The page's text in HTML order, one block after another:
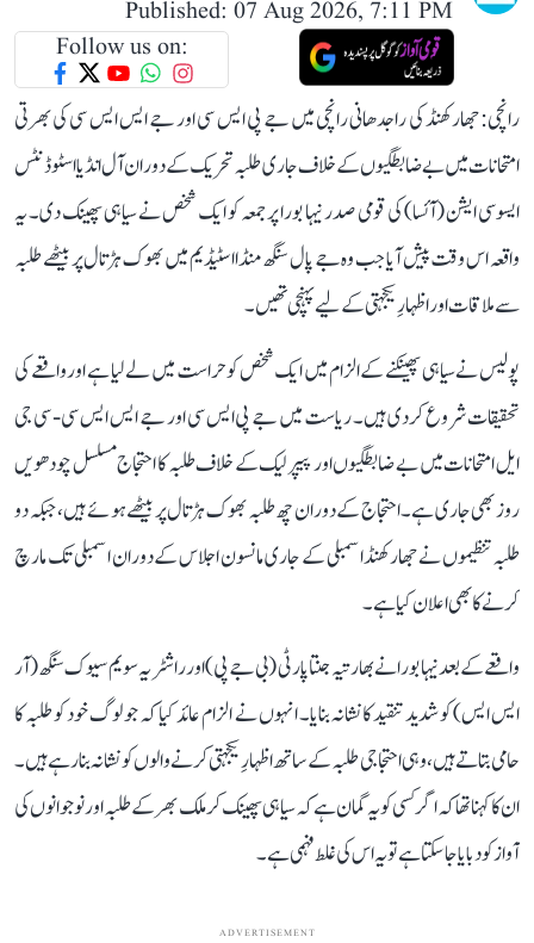
Published: 07 Aug 2026, 7:11 PM
Follow us on:
رانچی: جھارکھنڈ کی راجدھانی رانچی میں جے پی ایس سی اور جے ایس ایس سی کی بھرتی
امتحانات میں بے ضابطگیوں کے خلاف جاری طلبہ تحریک کے دوران آل انڈیا اسٹوڈنٹس
ایسوسی ایشن (آئسا) کی قومی صدر نیہا بورا پر جمعہ کو ایک شخص نے سیاہی پھینک دی۔ یہ
واقعہ اس وقت پیش آیا جب وہ جے پال سنگھ منڈا اسٹیڈیم میں بھوک ہڑتال پر بیٹھے طلبہ
سے ملاقات اور اظہارِ یکجہتی کے لیے پہنچی تھیں۔
پولیس نے سیاہی پھینکنے کے الزام میں ایک شخص کو حراست میں لے لیا ہے اور واقعے کی
تحقیقات شروع کر دی ہیں۔ ریاست میں جے پی ایس سی اور جے ایس ایس سی - سی جی
ایل امتحانات میں بے ضابطگیوں اور پیپر لیک کے خلاف طلبہ کا احتجاج مسلسل چودھویں
روز بھی جاری ہے۔ احتجاج کے دوران چھ طلبہ بھوک ہڑتال پر بیٹھے ہوئے ہیں، جبکہ دو
طلبہ تنظیموں نے جھارکھنڈ اسمبلی کے جاری مانسون اجلاس کے دوران اسمبلی تک مارچ
کرنے کا بھی اعلان کیا ہے۔
واقعے کے بعد نیہا بورا نے بھارتیہ جنتا پارٹی (بی جے پی) اور راشٹریہ سویم سیوک سنگھ (آر
ایس ایس) کو شدید تنقید کا نشانہ بنایا۔ انہوں نے الزام عائد کیا کہ جو لوگ خود کو طلبہ کا
حامی بتاتے ہیں، وہی احتجاجی طلبہ کے ساتھ اظہارِ یکجہتی کرنے والوں کو نشانہ بنا رہے ہیں۔
ان کا کہنا تھا کہ اگر کسی کو یہ گمان ہے کہ سیاہی پھینک کر ملک بھر کے طلبہ اور نوجوانوں کی
آواز کو دبایا جا سکتا ہے تو یہ اس کی غلط فہمی ہے۔
ADVERTISEMENT